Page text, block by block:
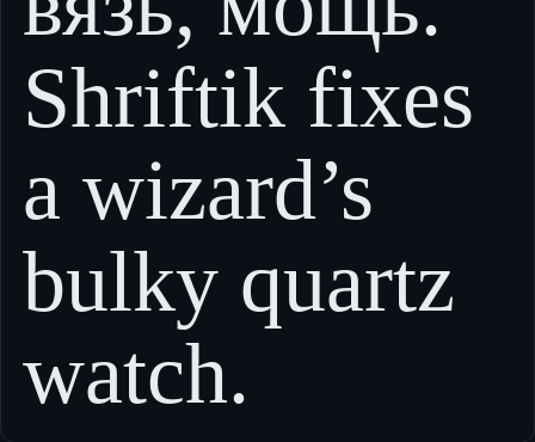
Shriftik fixes
a wizard’s
bulky quartz
watch.